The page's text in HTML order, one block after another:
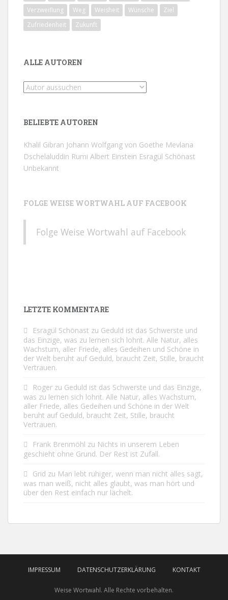
Verzweiflung
Weg Weisheit Wünsche
Ziel
Zufriedenheit
Zukunft
ALLE AUTOREN
BELIEBTE AUTOREN
Khalil Gibran Johann Wolfgang von Goethe Mevlana
Dschelaluddin Rumi Albert Einstein Esragül Schönast
Unbekannt
FOLGE WEISE WORTWAHL AUF FACEBOOK
Folge Weise Wortwahl auf Facebook
LETZTE KOMMENTARE
Esragül Schönast zu Geduld ist das Schwerste und
das Einzige, was zu lernen sich lohnt. Alle Natur, alles
Wachstum, aller Friede, alles Gedeihen und Schöne in
der Welt beruht auf Geduld, braucht Zeit, Stille, braucht
Vertrauen.
Roger zu Geduld ist das Schwerste und das Einzige,
was zu lernen sich lohnt. Alle Natur, alles Wachstum,
aller Friede, alles Gedeihen und Schöne in der Welt
beruht auf Geduld, braucht Zeit, Stille, braucht
Vertrauen.
Frank Brenmöhl zu Nichts in unserem Leben
geschieht ohne Grund. Der Rest ist Zufall.
Grid zu Man lebt ruhiger, wenn man nicht alles sagt,
was man weiß, nicht alles glaubt, was man hört und
über den Rest einfach nur lächelt.
IMPRESSUM DATENSCHUTZERKLÄRUNG KONTAKT
Weise Wortwahl. Alle Rechte vorbehalten.